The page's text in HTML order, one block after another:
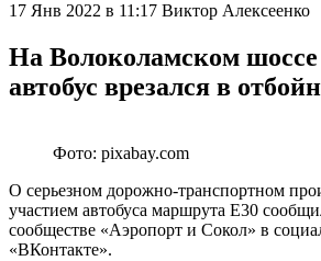
17 Янв 2022 в 11:17 Виктор Алексеенко
На Волоколамском
автобус врезался в
Фото: pixabay.com
О серьезном дорожно-транспортном
участием автобуса маршрута Е30
сообществе «Аэропорт и Сокол» в
«ВКонтакте».